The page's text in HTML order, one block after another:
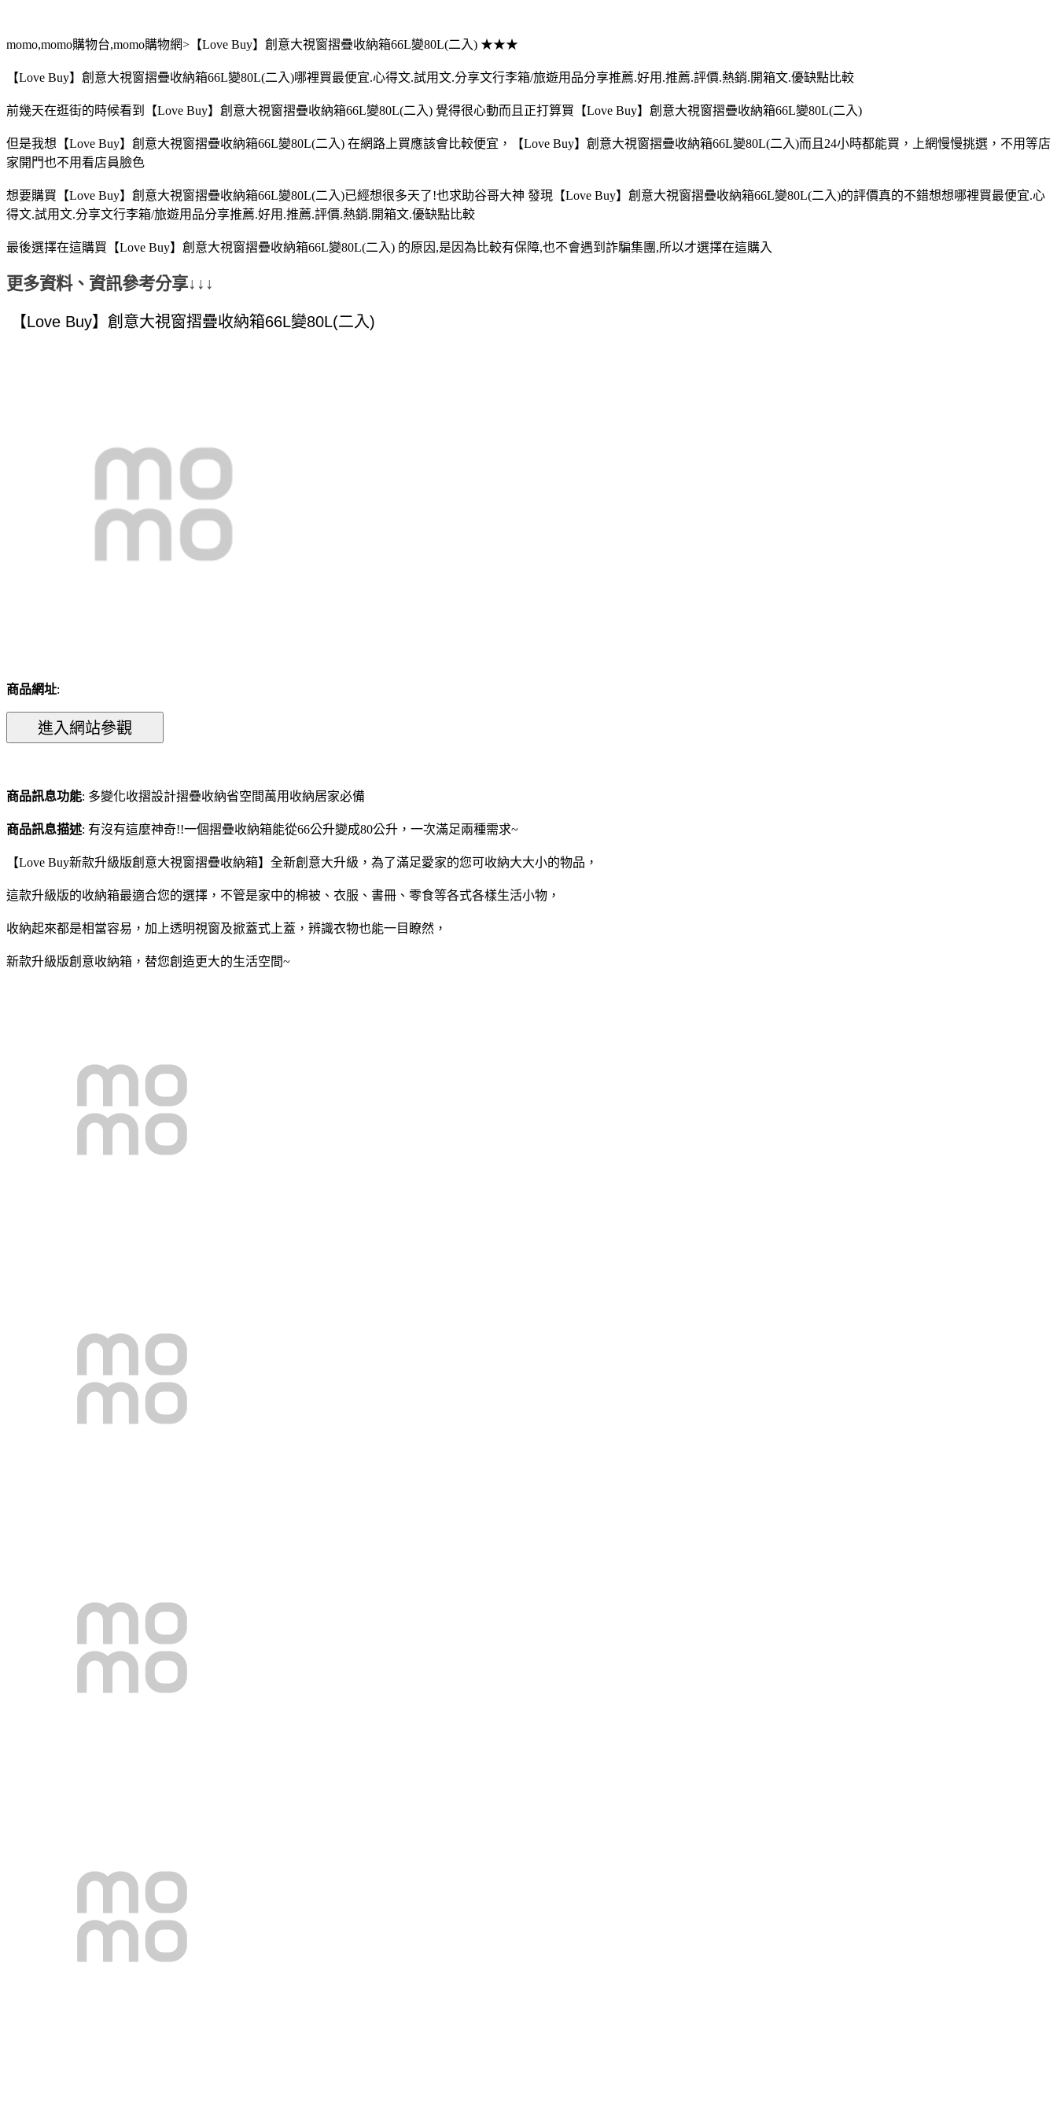
momo,momo購物台,momo購物網>【Love Buy】創意大視窗摺疊收納箱66L變80L(二入) ★★★
【Love Buy】創意大視窗摺疊收納箱66L變80L(二入)哪裡買最便宜.心得文.試用文.分享文行李箱/旅遊用品分享推薦.好用.推薦.評價.熱銷.開箱文.優缺點比較
前幾天在逛街的時候看到【Love Buy】創意大視窗摺疊收納箱66L變80L(二入) 覺得很心動而且正打算買【Love Buy】創意大視窗摺疊收納箱66L變80L(二入)
但是我想【Love Buy】創意大視窗摺疊收納箱66L變80L(二入) 在網路上買應該會比較便宜，【Love Buy】創意大視窗摺疊收納箱66L變80L(二入)而且24小時都能買，上網慢慢挑選，不用等店
家開門也不用看店員臉色
想要購買【Love Buy】創意大視窗摺疊收納箱66L變80L(二入)已經想很多天了!也求助谷哥大神 發現【Love Buy】創意大視窗摺疊收納箱66L變80L(二入)的評價真的不錯想想哪裡買最便宜.心
得文.試用文.分享文行李箱/旅遊用品分享推薦.好用.推薦.評價.熱銷.開箱文.優缺點比較
最後選擇在這購買【Love Buy】創意大視窗摺疊收納箱66L變80L(二入) 的原因,是因為比較有保障,也不會遇到詐騙集團,所以才選擇在這購入
更多資料、資訊參考分享↓↓↓
商品網址:
商品訊息功能: 多變化收摺設計摺疊收納省空間萬用收納居家必備
商品訊息描述: 有沒有這麼神奇!!一個摺疊收納箱能從66公升變成80公升，一次滿足兩種需求~
【Love Buy新款升級版創意大視窗摺疊收納箱】全新創意大升級，為了滿足愛家的您可收納大大小的物品，
這款升級版的收納箱最適合您的選擇，不管是家中的棉被、衣服、書冊、零食等各式各樣生活小物，
收納起來都是相當容易，加上透明視窗及掀蓋式上蓋，辨識衣物也能一目瞭然，
新款升級版創意收納箱，替您創造更大的生活空間~